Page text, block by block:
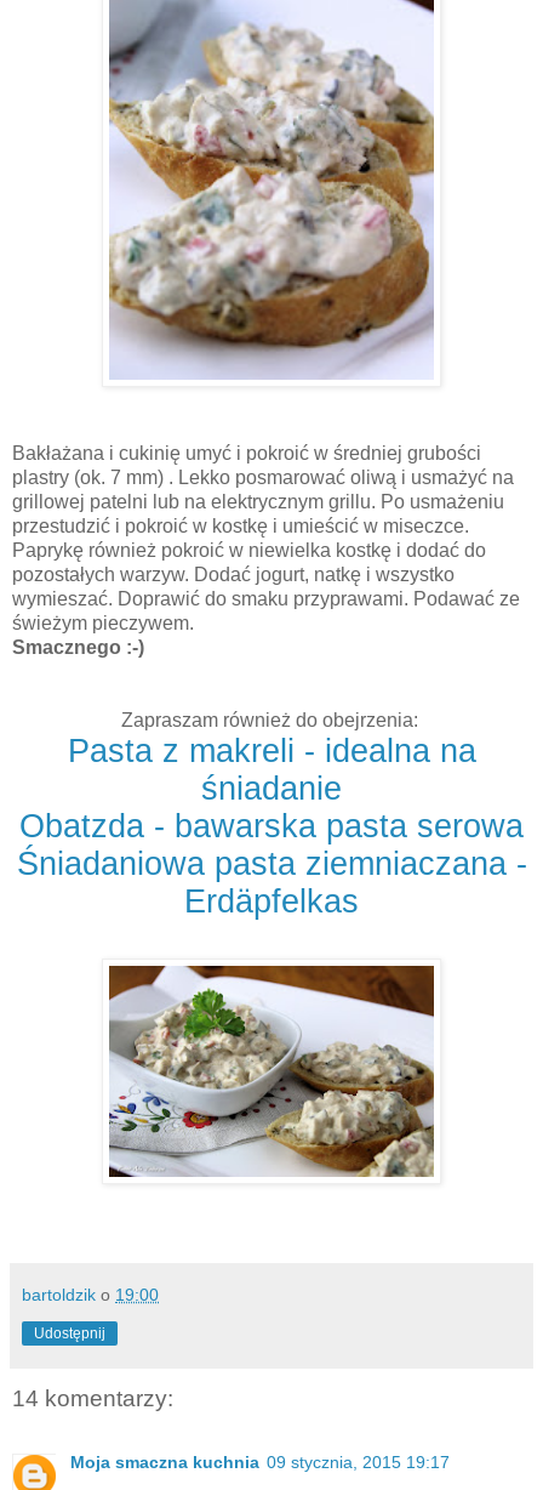
Bakłażana i cukinię umyć i pokroić w średniej grubości
plastry (ok. 7 mm) . Lekko posmarować oliwą i usmażyć na
grillowej patelni lub na elektrycznym grillu. Po usmażeniu
przestudzić i pokroić w kostkę i umieścić w miseczce.
Paprykę również pokroić w niewielka kostkę i dodać do
pozostałych warzyw. Dodać jogurt, natkę i wszystko
wymieszać. Doprawić do smaku przyprawami. Podawać ze
świeżym pieczywem.
Smacznego :-)
Zapraszam również do obejrzenia:
Pasta z makreli - idealna na
śniadanie
Obatzda - bawarska pasta serowa
Śniadaniowa pasta ziemniaczana -
Erdäpfelkas
bartoldzik o 19:00
Udostępnij
14 komentarzy:
Moja smaczna kuchnia 09 stycznia, 2015 19:17